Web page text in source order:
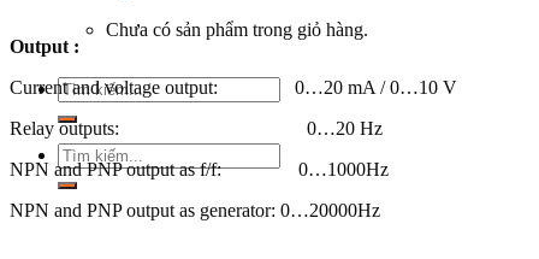
Chưa có sản phẩm trong giỏ hàng.
Tìm
kiếm:
Tìm
kiếm:
Output :
Current and voltage output: 0…20 mA / 0…10 V
Relay outputs: 0…20 Hz
NPN and PNP output as f/f: 0…1000Hz
NPN and PNP output as generator: 0…20000Hz